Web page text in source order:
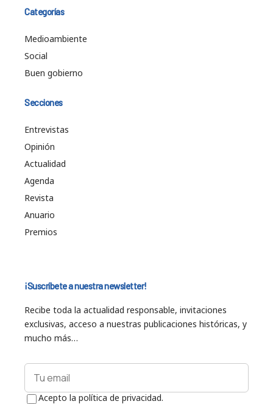
Categorías
Medioambiente
Social
Buen gobierno
Secciones
Entrevistas
Opinión
Actualidad
Agenda
Revista
Anuario
Premios
¡Suscríbete a nuestra newsletter!
Recibe toda la actualidad responsable, invitaciones
exclusivas, acceso a nuestras publicaciones históricas, y
mucho más…
Acepto la política de privacidad.